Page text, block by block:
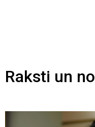
Raksti un